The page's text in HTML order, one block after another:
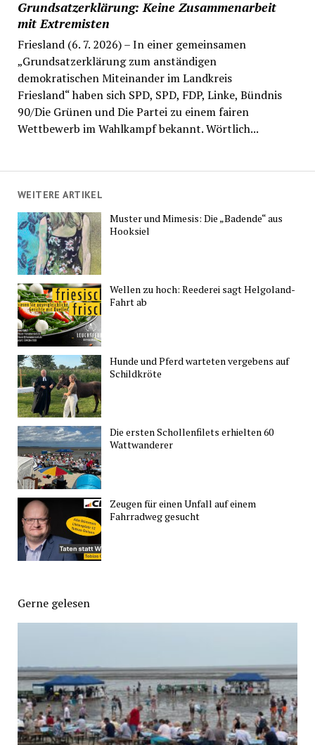
Grundsatzerklärung: Keine Zusammenarbeit
mit Extremisten
Friesland (6. 7. 2026) – In einer gemeinsamen
„Grundsatzerklärung zum anständigen
demokratischen Miteinander im Landkreis
Friesland“ haben sich SPD, SPD, FDP, Linke, Bündnis
90/Die Grünen und Die Partei zu einem fairen
Wettbewerb im Wahlkampf bekannt. Wörtlich...
WEITERE ARTIKEL
Muster und Mimesis: Die „Badende“ aus
Hooksiel
Wellen zu hoch: Reederei sagt Helgoland-
Fahrt ab
Hunde und Pferd warteten vergebens auf
Schildkröte
Die ersten Schollenfilets erhielten 60
Wattwanderer
Zeugen für einen Unfall auf einem
Fahrradweg gesucht
Gerne gelesen